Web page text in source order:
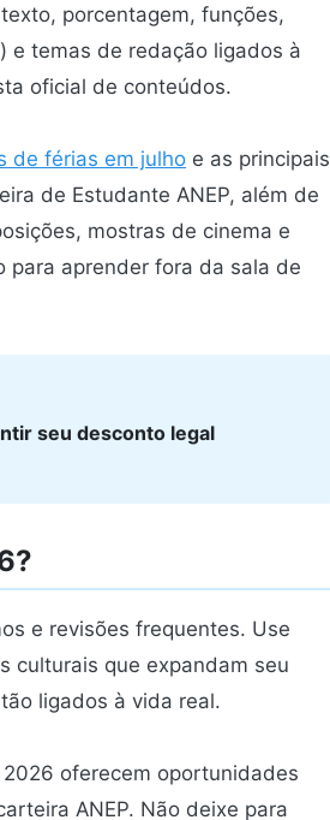
porcentagem, funções,
e temas de redação ligados à
oficial de conteúdos.
de férias em julho e as principais
de Estudante ANEP, além de
mostras de cinema e
para aprender fora da sala de
seu desconto legal
e revisões frequentes. Use
culturais que expandam seu
ligados à vida real.
oferecem oportunidades
ANEP. Não deixe para